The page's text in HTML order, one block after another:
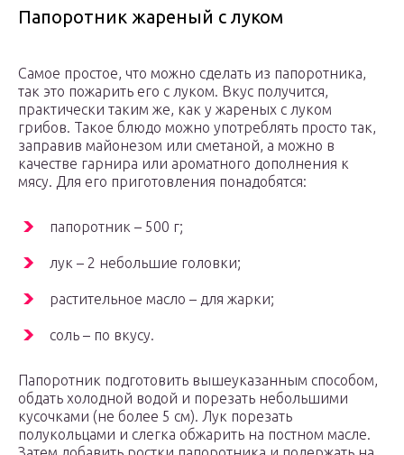
Папоротник жареный с луком
Самое простое, что можно сделать из папоротника,
так это пожарить его с луком. Вкус получится,
практически таким же, как у жареных с луком
грибов. Такое блюдо можно употреблять просто так,
заправив майонезом или сметаной, а можно в
качестве гарнира или ароматного дополнения к
мясу. Для его приготовления понадобятся:
папоротник – 500 г;
лук – 2 небольшие головки;
растительное масло – для жарки;
соль – по вкусу.
Папоротник подготовить вышеуказанным способом,
обдать холодной водой и порезать небольшими
кусочками (не более 5 см). Лук порезать
полукольцами и слегка обжарить на постном масле.